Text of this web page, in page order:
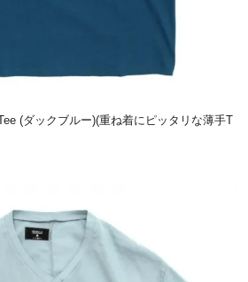
(ダックブルー)(重ね着にピッタリな薄手T